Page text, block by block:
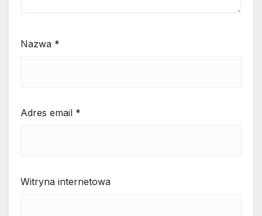
Nazwa *
Adres email *
Witryna internetowa